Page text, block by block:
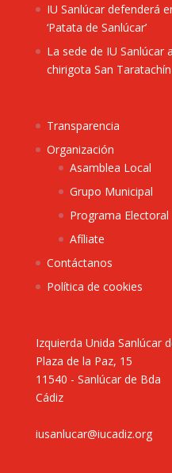
IU Sanlúcar defenderá
‘Patata de Sanlúcar’
La sede de IU Sanlúcar
chirigota San Taratachín
Transparencia
Organización
Asamblea Local
Grupo Municipal
Programa Electoral
Afíliate
Contáctanos
Política de cookies
Izquierda Unida Sanlúcar
Plaza de la Paz, 15
11540 - Sanlúcar de Bda
Cádiz
iusanlucar@iucadiz.org